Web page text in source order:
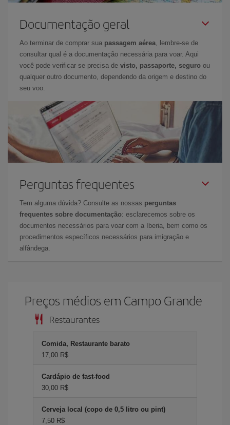
Documentação geral
Ao terminar de comprar sua passagem aérea , lembre-se de
consultar qual é a documentação necessária para voar. Aqui
você pode verificar se precisa de visto, passaporte, seguro ou
qualquer outro documento, dependendo da origem e destino do
seu voo.
Perguntas frequentes
Tem alguma dúvida? Consulte as nossas perguntas
frequentes sobre documentação: esclarecemos sobre os
documentos necessários para voar com a Iberia, bem como os
procedimentos específicos necessários para imigração e
alfândega.
Preços médios em Campo Grande
Restaurantes
Comida, Restaurante barato
17,00 R$
Cardápio de fast-food
30,00 R$
Cerveja local (copo de 0,5 litro ou pint)
7,50 R$